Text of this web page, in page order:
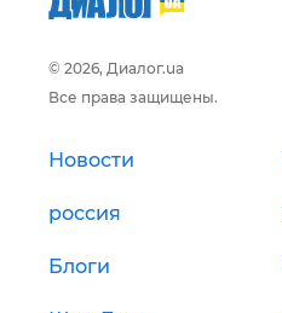
© 2026, Диалог.ua
Все права защищены.
Новости
россия
Блоги